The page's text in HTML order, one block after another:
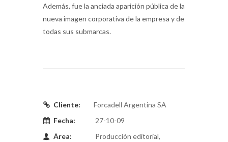
Además, fue la anciada aparición pública de la
nueva imagen corporativa de la empresa y de
todas sus submarcas.
Cliente:
Forcadell Argentina SA
Fecha:
27-10-09
Área:
Producción editorial,